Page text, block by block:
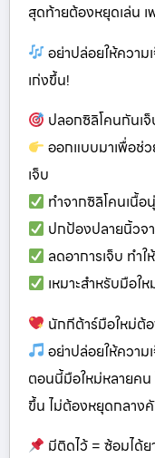
สุดท้ายต้องหยุดเล่น เ
อย่าปล่อยให้ควา
เก่งขึ้น!
ปลอกซิลิโคนกันเ
ออกแบบมาเพื่อช่
เจ็บ
ทำจากซิลิโคนเนื้อ
ปกป้องปลายนิ้วจ
ลดอาการเจ็บ ทำ
เหมาะสำหรับมือ
นักกีต้าร์มือใหม่ต้
อย่าปล่อยให้ควา
ตอนนี้มือใหม่หลายคน
ขึ้น ไม่ต้องหยุดกลาง
มีติดไว้ = ซ้อมได้